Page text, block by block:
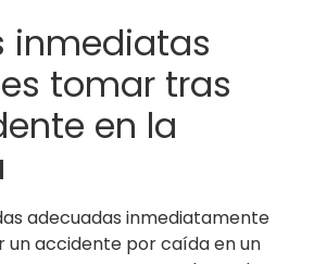
inmediatas
tomar tras
en la
adecuadas inmediatamente
un accidente por caída en un